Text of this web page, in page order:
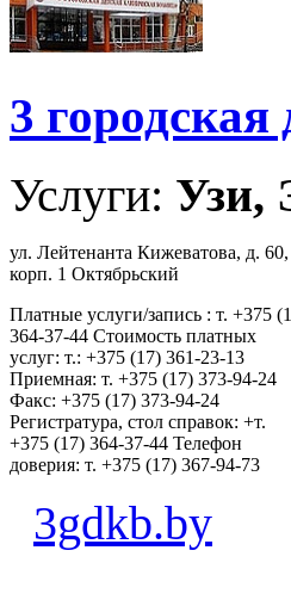
3
Услуги: Узи,
ул. Лейтенанта Кижеватова, д. 60,
корп. 1 Октябрьский
Платные услуги/запись : т. +375
364-37-44 Стоимость платных
услуг: т.: +375 (17) 361-23-13
Приемная: т. +375 (17) 373-94-24
Факс: +375 (17) 373-94-24
Регистратура, стол справок: +т.
+375 (17) 364-37-44 Телефон
доверия: т. +375 (17) 367-94-73
3gdkb.by